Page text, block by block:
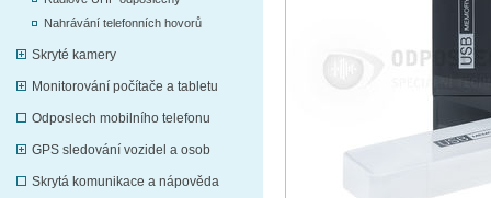
Nahrávání telefonních hovorů
Skryté kamery
Monitorování počítače a tabletu
Odposlech mobilního telefonu
GPS sledování vozidel a osob
Skrytá komunikace a nápověda